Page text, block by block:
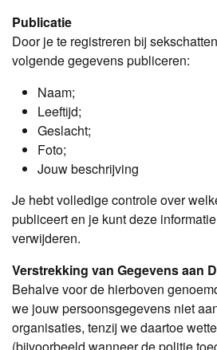
Publicatie
Door je te registreren bij
volgende gegevens publiceren:
Naam;
Leeftijd;
Geslacht;
Foto;
Jouw beschrijving
Je hebt volledige controle over
publiceert en je kunt deze
verwijderen.
Verstrekking van Gegevens aan
Behalve voor de hierboven
we jouw persoonsgegevens niet
organisaties, tenzij we daartoe